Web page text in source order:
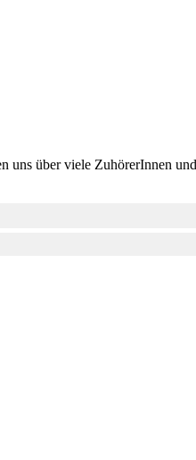
uns über viele ZuhörerInnen